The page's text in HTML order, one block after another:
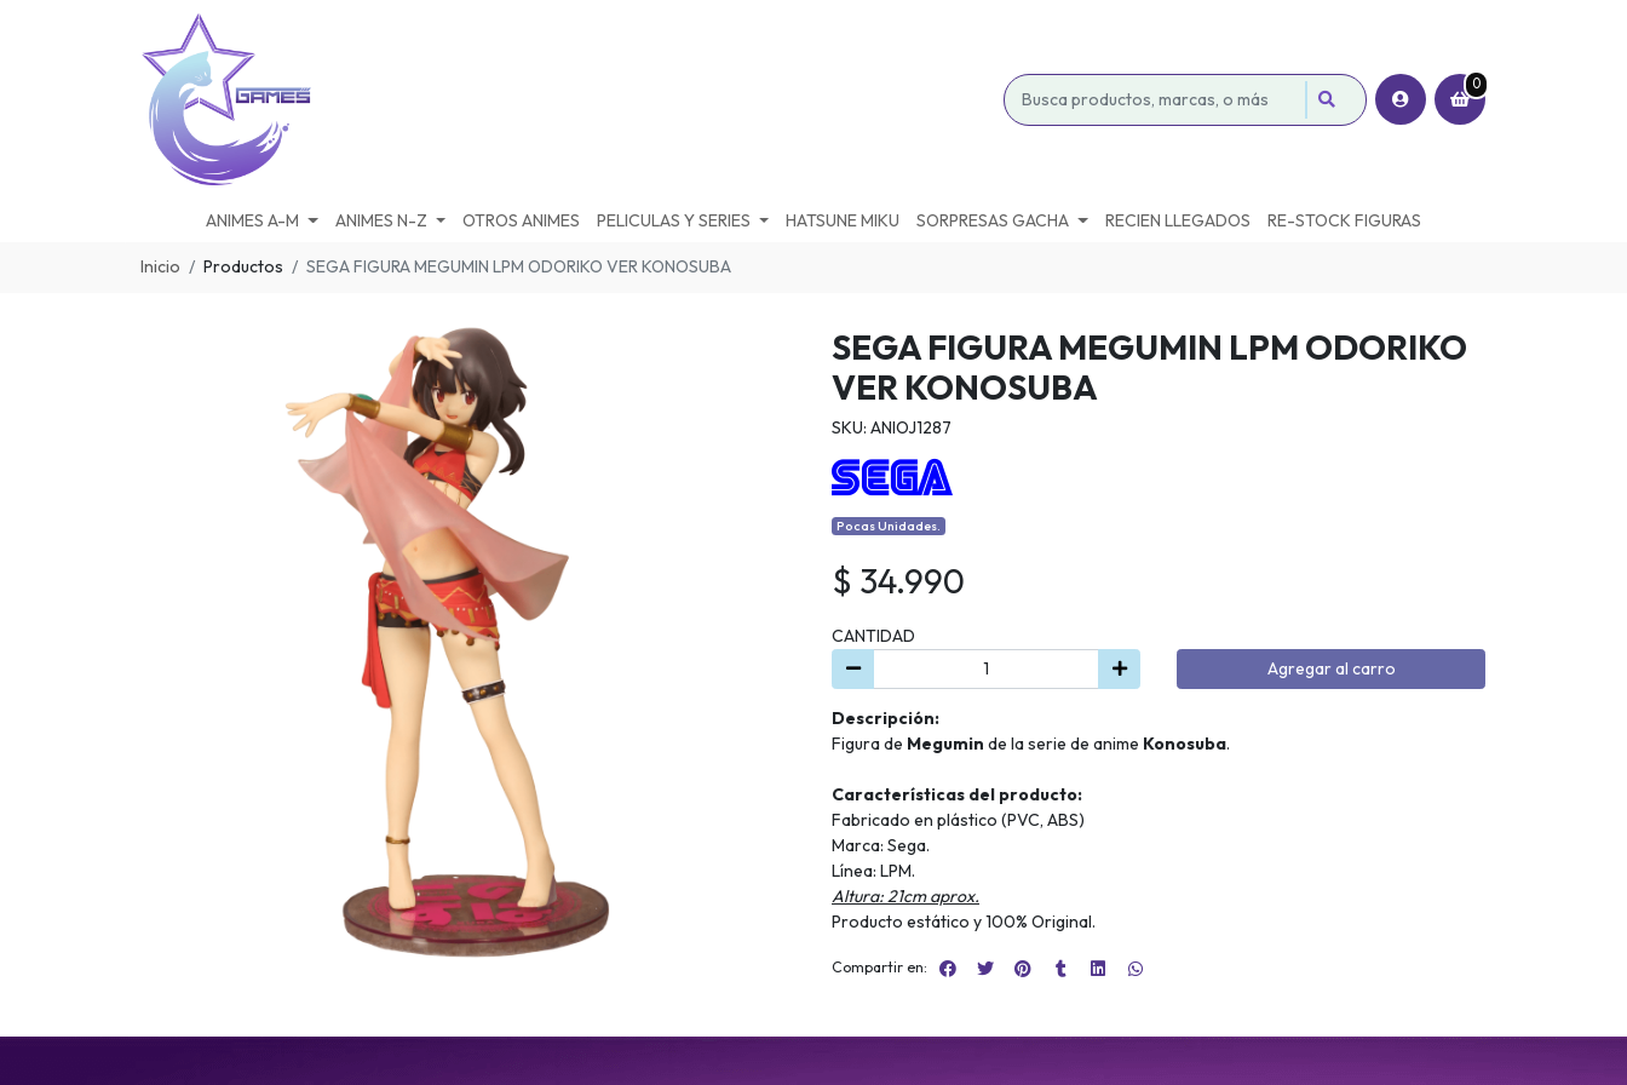
0
ANIMES A-M ANIMES N-Z OTROS ANIMES PELICULAS Y SERIES HATSUNE MIKU SORPRESAS GACHA RECIEN LLEGADOS RE-STOCK FIGURAS
Inicio Productos SEGA FIGURA MEGUMIN LPM ODORIKO VER KONOSUBA
SEGA FIGURA MEGUMIN LPM ODORIKO
VER KONOSUBA
SKU: ANIOJ1287
Pocas Unidades.
$ 34.990
CANTIDAD
Agregar al carro
Descripción:
Figura de Megumin de la serie de anime Konosuba.
Características del producto:
Fabricado en plástico (PVC, ABS)
Marca: Sega.
Línea: LPM.
Altura: 21cm aprox.
Producto estático y 100% Original.
Compartir en: